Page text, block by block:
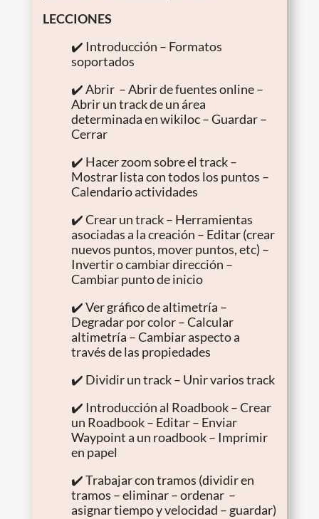
LECCIONES
✔️ Introducción – Formatos
soportados
✔️ Abrir – Abrir de fuentes online –
Abrir un track de un área
determinada en wikiloc – Guardar –
Cerrar
✔️ Hacer zoom sobre el track –
Mostrar lista con todos los puntos –
Calendario actividades
✔️ Crear un track – Herramientas
asociadas a la creación – Editar (crear
nuevos puntos, mover puntos, etc) –
Invertir o cambiar dirección –
Cambiar punto de inicio
✔️ Ver gráfico de altimetría –
Degradar por color – Calcular
altimetría – Cambiar aspecto a
través de las propiedades
✔️ Dividir un track – Unir varios track
✔️ Introducción al Roadbook – Crear
un Roadbook – Editar – Enviar
Waypoint a un roadbook – Imprimir
en papel
✔️ Trabajar con tramos (dividir en
tramos – eliminar – ordenar –
asignar tiempo y velocidad – guardar)